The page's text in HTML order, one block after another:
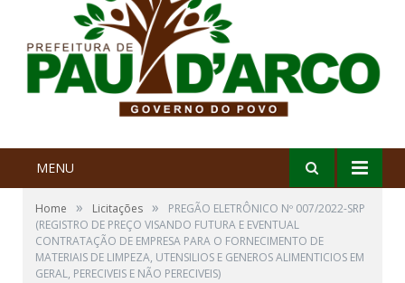
MENU
Home » Licitações »
PREGÃO ELETRÔNICO Nº 007/2022-SRP
(REGISTRO DE PREÇO VISANDO FUTURA E EVENTUAL
CONTRATAÇÃO DE EMPRESA PARA O FORNECIMENTO DE
MATERIAIS DE LIMPEZA, UTENSILIOS E GENEROS ALIMENTICIOS EM
GERAL, PERECIVEIS E NÃO PERECIVEIS)